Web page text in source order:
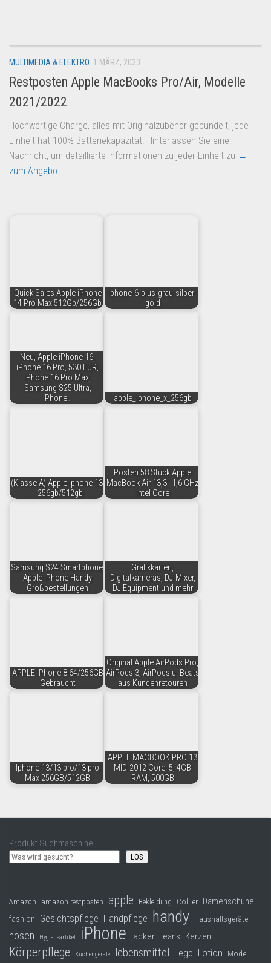
Amazon
Aldi
Lidl
Kostenlos verkaufen
Anmelden
Kostenlos Registrieren
MULTIMEDIA & ELEKTRO 1 MÄRZ, 2023
Restposten Apple MacBooks Pro/Air, Modelle
2021/2022
Hochwertige Charge, alles mit Originalzubehör gebündelt, jede
Einheit hat 100% Batteriekapazität. Hinterlassen Sie eine
Nachricht, um detaillierte Informationen zu jeder Einheit zu →
zum Angebot
Quick Sales Apple iPhone
14 Pro Max 512Gb/256Gb
iphone-6-plus-grau-silber-
gold
Neu, Apple iPhone 16,
iPhone 16 Pro, 530 EUR,
iPhone 16 Pro Max,
Samsung S25 Ultra,
iPhone…
apple_iphone_x_256gb
(Klasse A) Apple Iphone 13
256gb/512gb
Posten 58 Stück Apple
MacBook Air 13,3" 1,6 GHz
Intel Core
Samsung S24 Smartphone,
Apple iPhone Handy
Großbestellungen
Grafikkarten,
Digitalkameras, DJ-Mixer,
DJ Equipment und mehr
APPLE iPhone 8 64/256GB
Gebraucht
Original Apple AirPods Pro,
AirPods 3, AirPods u. Beats
aus Kundenretouren
Iphone 13/13 pro/13 pro
Max 256GB/512GB
APPLE MACBOOK PRO 13
MID-2012 Core i5, 4GB
RAM, 500GB
Produkt Suchmaschine
LOS
Amazon amazon restposten apple Bekleidung Collier Damenschuhe
fashion Gesichtspflege Handpflege handy Haushaltsgeräte
hosen Hygieneartikel iPhone jacken jeans Kerzen
Körperpflege Küchengeräte lebensmittel Lego Lotion Mode